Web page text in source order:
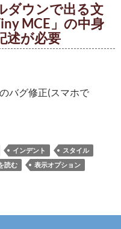
ダウンで出る文
MCE」の中身
述が必要
バグ修正(スマホで
インデント
スタイル
読む
表示オプション